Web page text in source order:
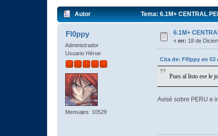
Autor Tema: 6.1M+ CENTRAL
Fl0ppy
Administrador
Usuario Héroe
Mensajes: 10529
6.1M+
«en: 18 de
Cita de: Fl0ppy en 03
Pues al listo ese le
Avisé sobre PERU e